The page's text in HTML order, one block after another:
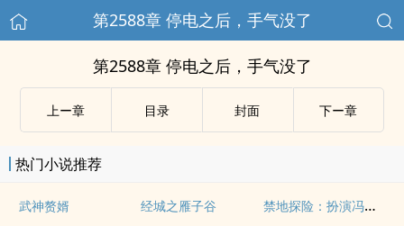
第2588章 停电之后，手气没了
第2588章 停电之后，手气没了
上ー章 目录 封面 下ー章
热门小说推荐
武神赘婿 经城之雁子谷 禁地探险：扮演冯宝宝，队友麒麟小哥